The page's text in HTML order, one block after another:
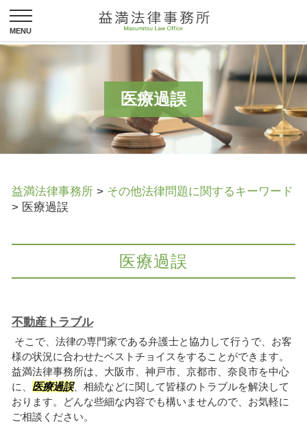
医療過誤
益満法律事務所 > その他法律問題に関するキーワード
> 医療過誤
医療過誤
不動産トラブル
そこで、法律の専門家である弁護士と協力して行うで、お客
様の状況に合わせたベストチョイスをすることができます。
益満法律事務所は、大阪市、神戸市、京都市、奈良市を中心
に、 医療過誤、相続などに関して皆様のトラブルを解決して
おります。どんな些細な内容でも構いませんので、お気軽に
ご相談ください。